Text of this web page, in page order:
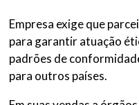
Empresa exige que
para garantir atuação
padrões de
para outros países.